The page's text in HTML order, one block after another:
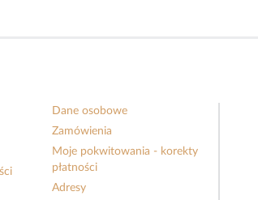
Dane osobowe
Zamówienia
Moje pokwitowania - korekty
płatności
Adresy